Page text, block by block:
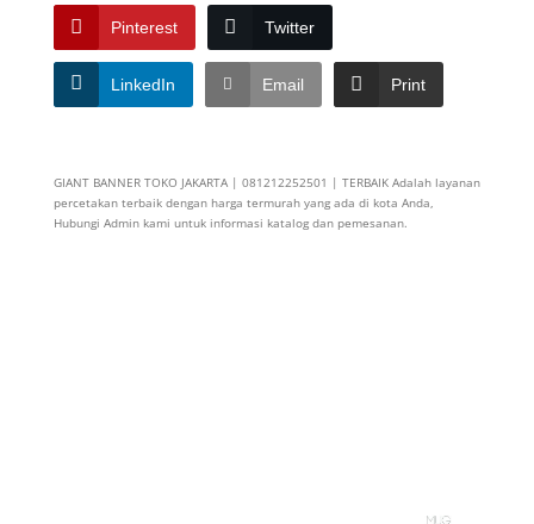
Pinterest Twitter
LinkedIn Email Print
GIANT BANNER TOKO JAKARTA | 081212252501 | TERBAIK Adalah layanan
percetakan terbaik dengan harga termurah yang ada di kota Anda,
Hubungi Admin kami untuk informasi katalog dan pemesanan.